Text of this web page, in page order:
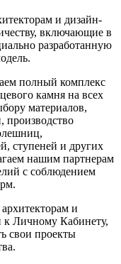
и дизайн-
включающие в
разработанную
полный комплекс
камня на всех
материалов,
производство
ступеней и других
нашим партнерам
с соблюдением
и
к Личному Кабинету,
свои проекты